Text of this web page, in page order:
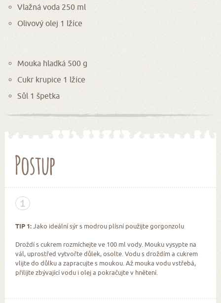
Vlažná voda 250 ml
Olivový olej 1 lžíce
Mouka hladká 500 g
Cukr krupice 1 lžíce
Sůl 1 špetka
Postup
1
TIP 1:Jako ideální sýr s modrou plísní použijte gorgonzolu
Droždí s cukrem rozmíchejte ve 100 ml vody. Mouku vysypte na
vál, uprostřed vytvořte důlek, osolte. Vodu s droždím a cukrem
vlijte do důlku a zapracujte s moukou. Až mouka vodu vstřebá,
přilijte zbývající vodu i olej a pokračujte v hnětení.